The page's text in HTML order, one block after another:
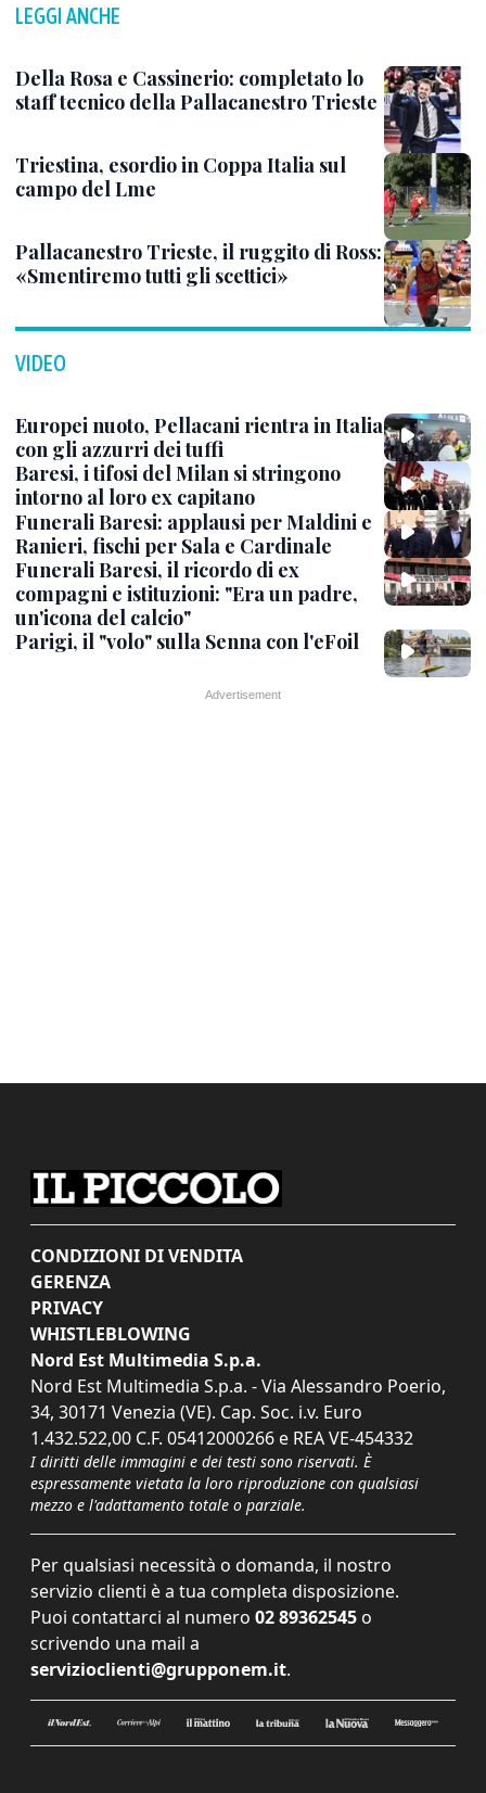
LEGGI ANCHE
Della Rosa e Cassinerio: completato lo
staff tecnico della Pallacanestro Trieste
Triestina, esordio in Coppa Italia sul
campo del Lme
Pallacanestro Trieste, il ruggito di Ross:
«Smentiremo tutti gli scettici»
VIDEO
Europei nuoto, Pellacani rientra in Italia
con gli azzurri dei tuffi
Baresi, i tifosi del Milan si stringono
intorno al loro ex capitano
Funerali Baresi: applausi per Maldini e
Ranieri, fischi per Sala e Cardinale
Funerali Baresi, il ricordo di ex
compagni e istituzioni: "Era un padre,
un'icona del calcio"
Parigi, il "volo" sulla Senna con l'eFoil
CONDIZIONI DI VENDITA
GERENZA
PRIVACY
WHISTLEBLOWING
Nord Est Multimedia S.p.a.
Nord Est Multimedia S.p.a. - Via Alessandro Poerio,
34, 30171 Venezia (VE). Cap. Soc. i.v. Euro
1.432.522,00 C.F. 05412000266 e REA VE-454332
I diritti delle immagini e dei testi sono riservati. È
espressamente vietata la loro riproduzione con qualsiasi
mezzo e l'adattamento totale o parziale.
Per qualsiasi necessità o domanda, il nostro
servizio clienti è a tua completa disposizione.
Puoi contattarci al numero 02 89362545 o
scrivendo una mail a
servizioclienti@grupponem.it.